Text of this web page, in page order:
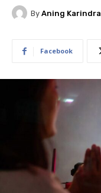
By Aning Karindra
Facebook